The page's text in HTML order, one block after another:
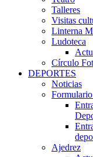
Talleres
Visitas
Linterna
Ludoteca
Círculo
DEPORTES
Noticias
Formulario
Ajedrez